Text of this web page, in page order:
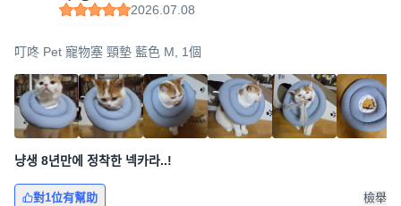
2026.07.08
叮咚 Pet 寵物塞 頸墊 藍色 M, 1個
냥생 8년만에 정착한 넥카라..!
對1位有幫助 檢舉